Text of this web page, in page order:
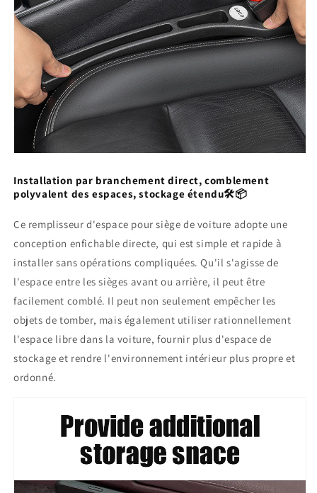
Installation par branchement direct, comblement
polyvalent des espaces, stockage étendu🛠️📦
Ce remplisseur d'espace pour siège de voiture adopte une
conception enfichable directe, qui est simple et rapide à
installer sans opérations compliquées. Qu'il s'agisse de
l'espace entre les sièges avant ou arrière, il peut être
facilement comblé. Il peut non seulement empêcher les
objets de tomber, mais également utiliser rationnellement
l'espace libre dans la voiture, fournir plus d'espace de
stockage et rendre l'environnement intérieur plus propre et
ordonné.